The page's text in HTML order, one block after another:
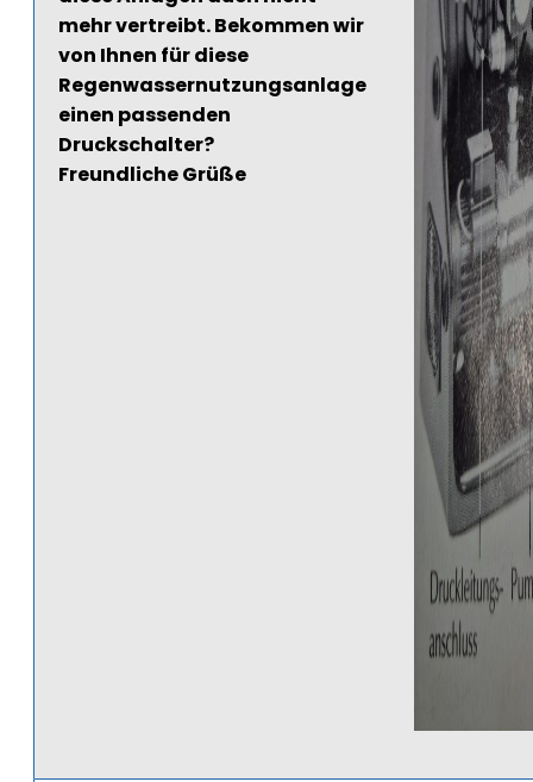
mehr vertreibt. Bekommen wir
von Ihnen für diese
Regenwassernutzungsanlage
einen passenden
Druckschalter?
Freundliche Grüße